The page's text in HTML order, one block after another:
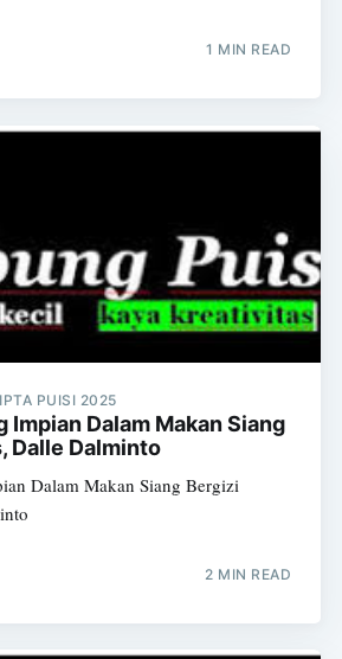
1 MIN READ
PUISI 2025
Impian Dalam Makan Siang
Dalle Dalminto
Dalam Makan Siang Bergizi
2 MIN READ